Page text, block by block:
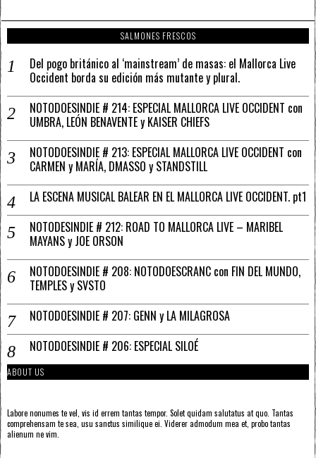
SALMONES FRESCOS
Del pogo británico al ‘mainstream’ de masas: el Mallorca Live
Occident borda su edición más mutante y plural.
NOTODOESINDIE # 214: ESPECIAL MALLORCA LIVE OCCIDENT con
UMBRA, LEÓN BENAVENTE y KAISER CHIEFS
NOTODOESINDIE # 213: ESPECIAL MALLORCA LIVE OCCIDENT con
CARMEN y MARÍA, DMASSO y STANDSTILL
LA ESCENA MUSICAL BALEAR EN EL MALLORCA LIVE OCCIDENT. pt1
NOTODESINDIE # 212: ROAD TO MALLORCA LIVE – MARIBEL
MAYANS y JOE ORSON
NOTODOESINDIE # 208: NOTODOESCRANC con FIN DEL MUNDO,
TEMPLES y SVSTO
NOTODOESINDIE # 207: GENN y LA MILAGROSA
NOTODOESINDIE # 206: ESPECIAL SILOÉ
ABOUT US
Labore nonumes te vel, vis id errem tantas tempor. Solet quidam salutatus at quo. Tantas
comprehensam te sea, usu sanctus similique ei. Viderer admodum mea et, probo tantas
alienum ne vim.